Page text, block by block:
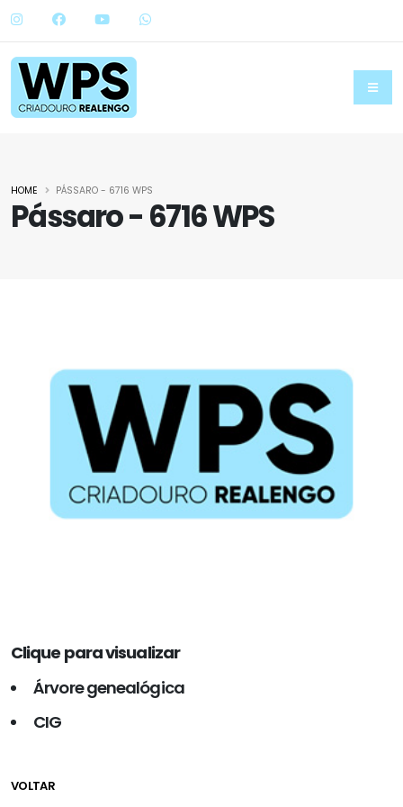
Pássaro - 6716 WPS
HOME PÁSSARO - 6716 WPS
Clique para visualizar
Árvore genealógica
CIG
VOLTAR